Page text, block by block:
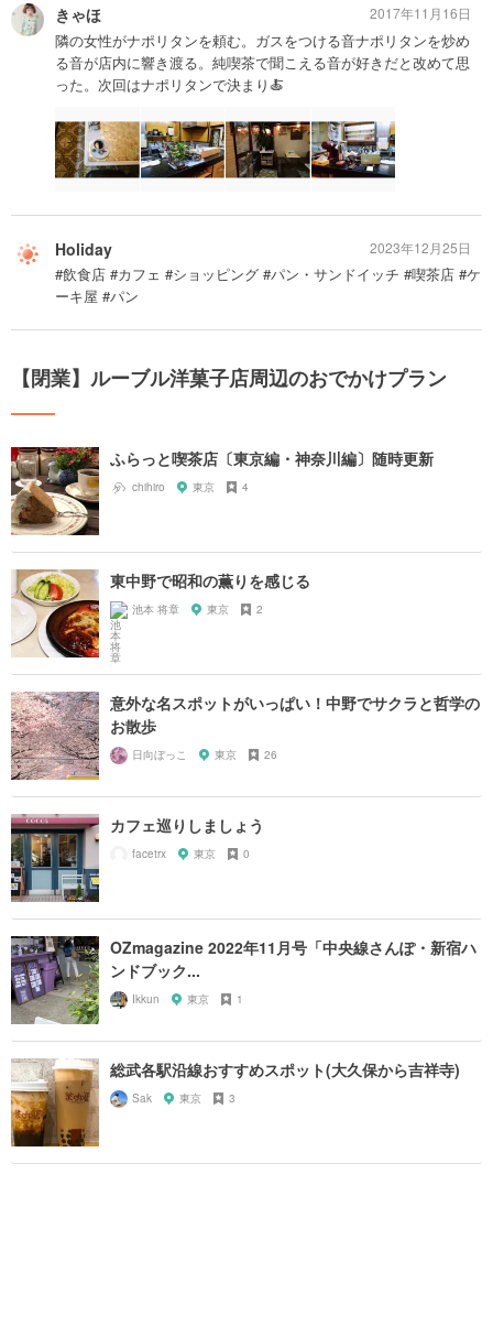
きゃほ
隣の女性がナポリタンを頼む。ガスをつける音ナポリタンを炒め
る音が店内に響き渡る。純喫茶で聞こえる音が好きだと改めて思
った。次回はナポリタンで決まり🍝
2017年11月16日
Holiday
#飲食店 #カフェ #ショッピング #パン・サンドイッチ #喫茶店 #ケ
ーキ屋 #パン
2023年12月25日
【閉業】ルーブル洋菓子店周辺のおでかけプラン
ふらっと喫茶店〔東京編・神奈川編〕随時更新
chihiro 東京 4
東中野で昭和の薫りを感じる
池本 将章 東京 2
意外な名スポットがいっぱい！中野でサクラと哲学の
お散歩
日向ぼっこ 東京 26
カフェ巡りしましょう
facetrx 東京 0
OZmagazine 2022年11月号「中央線さんぽ・新宿ハ
ンドブック...
Ikkun 東京 1
総武各駅沿線おすすめスポット(大久保から吉祥寺)
Sak 東京 3